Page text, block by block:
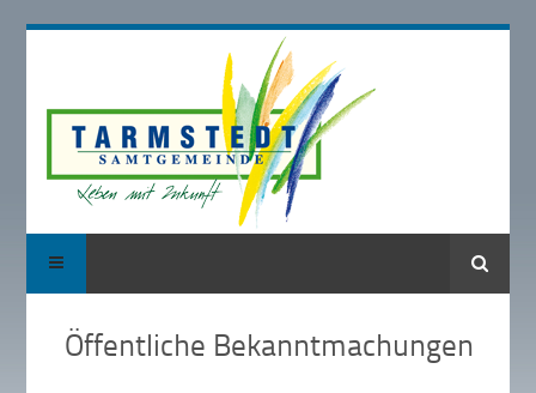
Suche
Öffentliche Bekanntmachungen